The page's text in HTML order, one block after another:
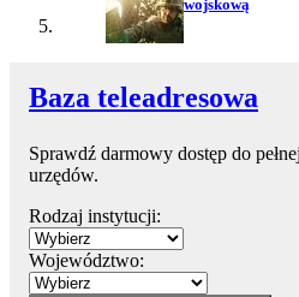
wojskową
Baza teleadresowa
Sprawdź darmowy dostęp do
urzędów.
Rodzaj instytucji:
Województwo: